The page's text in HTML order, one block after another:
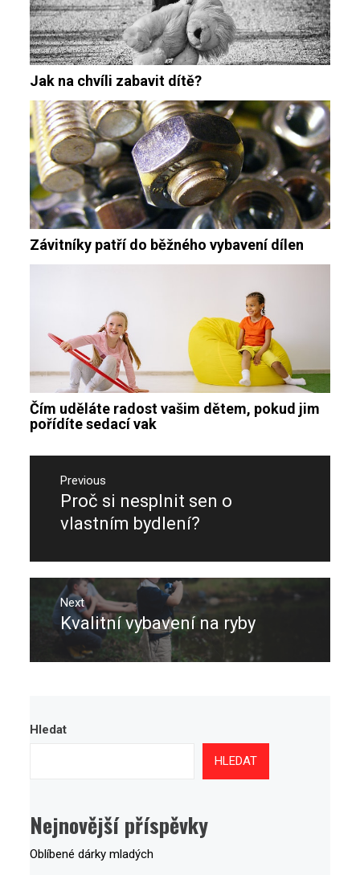
Jak na chvíli zabavit dítě?
Závitníky patří do běžného vybavení dílen
Čím uděláte radost vašim dětem, pokud jim
pořídíte sedací vak
Navigace
příspěvek
Previous
Previous
post:
Proč si nesplnit sen o
vlastním bydlení?
Next
Next
Kvalitní vybavení na ryby
Hledat
HLEDAT
Nejnovější příspěvky
Oblíbené dárky mladých